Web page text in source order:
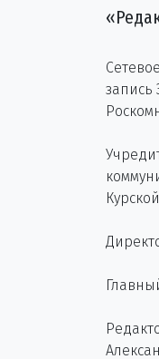
запись